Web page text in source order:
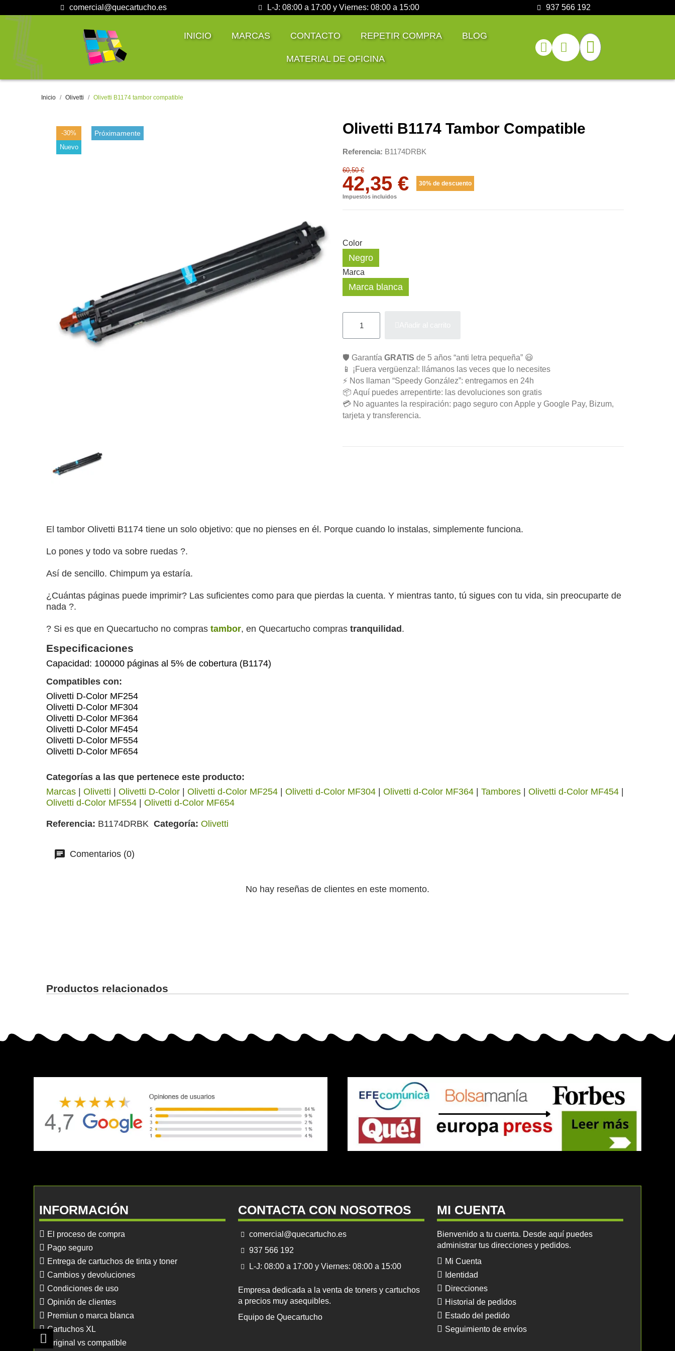
comercial@quecartucho.es L-J: 08:00 a 17:00 y Viernes: 08:00 a 15:00 937 566 192
INICIO MARCAS CONTACTO REPETIR COMPRA BLOG
MATERIAL DE OFICINA
Inicio Olivetti Olivetti B1174 tambor compatible
-30%
Nuevo
Próximamente Olivetti B1174 Tambor Compatible
Referencia B1174DRBK
60,50 €
42,35 € 30% de descuento
Impuestos incluidos
Color
Negro
Marca
Marca blanca
🛡️ Garantía GRATIS de 5 años “anti letra pequeña” 😃
📱 ¡Fuera vergüenza!: llámanos las veces que lo necesites
⚡ Nos llaman “Speedy González”: entregamos en 24h
📦 Aquí puedes arrepentirte: las devoluciones son gratis
💳 No aguantes la respiración: pago seguro con Apple y Google Pay, Bizum,
tarjeta y transferencia.
El tambor Olivetti B1174 tiene un solo objetivo: que no pienses en él. Porque cuando lo instalas, simplemente funciona.
Lo pones y todo va sobre ruedas ?️.
Así de sencillo. Chimpum ya estaría.
¿Cuántas páginas puede imprimir? Las suficientes como para que pierdas la cuenta. Y mientras tanto, tú sigues con tu vida, sin preocuparte de
nada ?.
? Si es que en Quecartucho no compras tambor, en Quecartucho compras tranquilidad .
Especificaciones
Capacidad: 100000 páginas al 5% de cobertura (B1174)
Compatibles con:
Olivetti D-Color MF254
Olivetti D-Color MF304
Olivetti D-Color MF364
Olivetti D-Color MF454
Olivetti D-Color MF554
Olivetti D-Color MF654
Categorías a las que pertenece este producto:
Marcas
Olivetti Olivetti D-Color Olivetti d-Color MF254 Olivetti d-Color MF304 Olivetti d-Color MF364 Tambores Olivetti d-Color MF454
Olivetti d-Color MF554
Olivetti d-Color MF654
Referencia B1174DRBK Categoría Olivetti
Comentarios (0)
No hay reseñas de clientes en este momento.
Productos relacionados
INFORMACIÓN
El proceso de compra
Pago seguro
Entrega de cartuchos de tinta y toner
Cambios y devoluciones
Condiciones de uso
Opinión de clientes
Premiun o marca blanca
Cartuchos XL
Original vs compatible
CONTACTA CON NOSOTROS
comercial@quecartucho.es
937 566 192
L-J: 08:00 a 17:00 y Viernes: 08:00 a 15:00
Empresa dedicada a la venta de toners y cartuchos
a precios muy asequibles.
Equipo de Quecartucho
MI CUENTA
Bienvenido a tu cuenta. Desde aquí puedes
administrar tus direcciones y pedidos.
Mi Cuenta
Identidad
Direcciones
Historial de pedidos
Estado del pedido
Seguimiento de envíos